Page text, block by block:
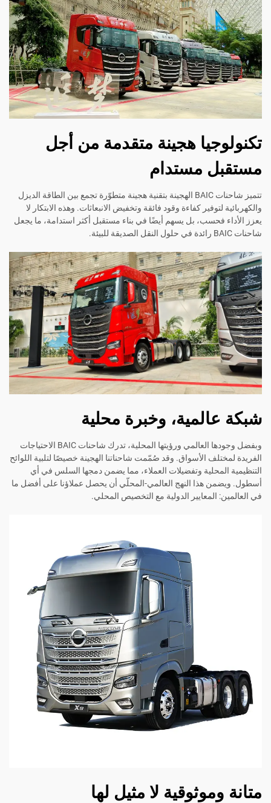
تكنولوجيا هجينة متقدمة من أجل
مستقبل مستدام
تتميز شاحنات BAIC الهجينة بتقنية هجينة متطوّرة تجمع بين الطاقة الديزل
والكهربائية لتوفير كفاءة وقود فائقة وتخفيض الانبعاثات. وهذه الابتكار لا
يعزز الأداء فحسب، بل يسهم أيضًا في بناء مستقبل أكثر استدامة، ما يجعل
شاحنات BAIC رائدة في حلول النقل الصديقة للبيئة.
شبكة عالمية، وخبرة محلية
وبفضل وجودها العالمي ورؤيتها المحلية، تدرك شاحنات BAIC الاحتياجات
الفريدة لمختلف الأسواق. وقد صُمّمت شاحناتنا الهجينة خصيصًا لتلبية اللوائح
التنظيمية المحلية وتفضيلات العملاء، مما يضمن دمجها السلس في أي
أسطول. ويضمن هذا النهج العالمي-المحلّي أن يحصل عملاؤنا على أفضل ما
في العالمين: المعايير الدولية مع التخصيص المحلي.
متانة وموثوقية لا مثيل لها